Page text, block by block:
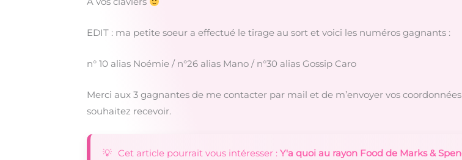
EDIT : ma petite soeur a effectué le tirage au sort et voici les numéros gagnants :
n° 10 alias Noémie / n°26 alias Mano / n°30 alias Gossip Caro
Merci aux 3 gagnantes de me contacter par mail et de m’envoyer vos
souhaitez recevoir.
Cet article pourrait vous intéresser : Y'a quoi au rayon Food de Marks &